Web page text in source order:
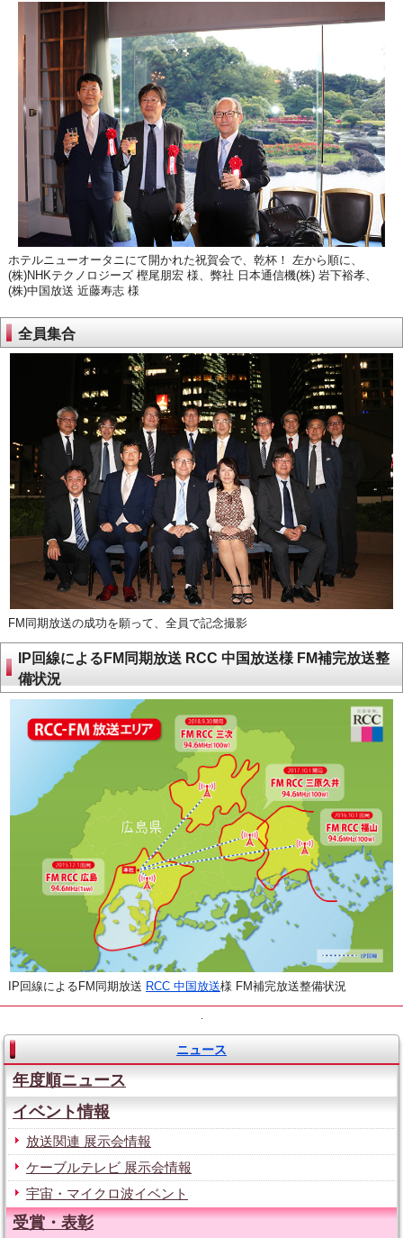
ホテルニューオータニにて開かれた祝賀会で、乾杯！ 左から順に、
(株)NHKテクノロジーズ 樫尾朋宏 様、弊社 日本通信機(株) 岩下裕孝、
(株)中国放送 近藤寿志 様
全員集合
FM同期放送の成功を願って、全員で記念撮影
IP回線によるFM同期放送 RCC 中国放送様 FM補完放送整
備状況
IP回線によるFM同期放送 RCC 中国放送様 FM補完放送整備状況
ニュース
年度順ニュース
イベント情報
放送関連 展示会情報
ケーブルテレビ 展示会情報
宇宙・マイクロ波イベント
受賞・表彰